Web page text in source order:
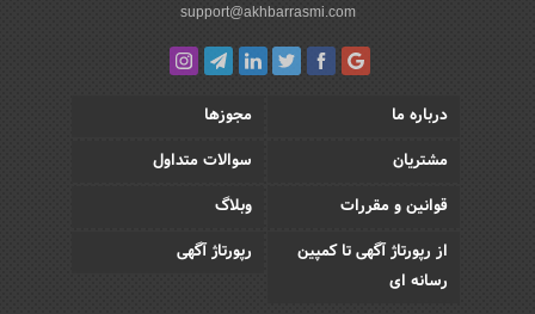
support@akhbarrasmi.com
درباره ما
مجوزها
مشتریان
سوالات متداول
قوانین و مقررات
وبلاگ
از رپورتاژ آگهی تا کمپین
رسانه ای
رپورتاژ آگهی